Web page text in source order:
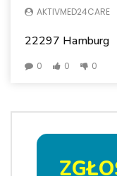
AKTIVMED24CARE
22297 Hamburg
0 0 0